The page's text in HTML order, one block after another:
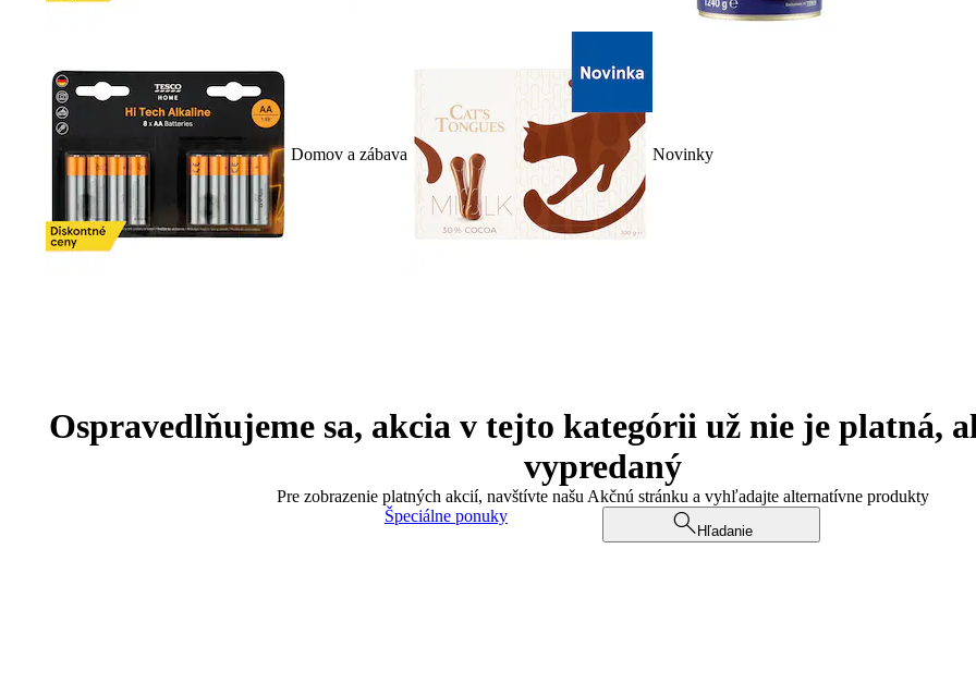
Domov a zábava Novinky
Ospravedlňujeme sa, akcia v tejto kategórii už nie je platná,
vypredaný
Pre zobrazenie platných akcií, navštívte našu Akčnú stránku a vyhľadajte alternatívne produkty
Špeciálne ponuky
Hľadanie